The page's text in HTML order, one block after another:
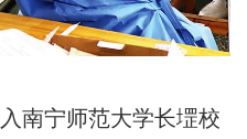
南宁师范大学长堽校